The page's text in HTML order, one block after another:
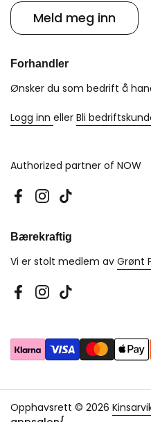
Meld meg inn
Forhandler
Ønsker du som bedrift å
Logg inn eller Bli
Authorized partner of NOW
Facebook
Instagram
TikTok
Bærekraftig
Vi er stolt medlem av Grønt
Facebook
Instagram
TikTok
Opphavsrett © 2026